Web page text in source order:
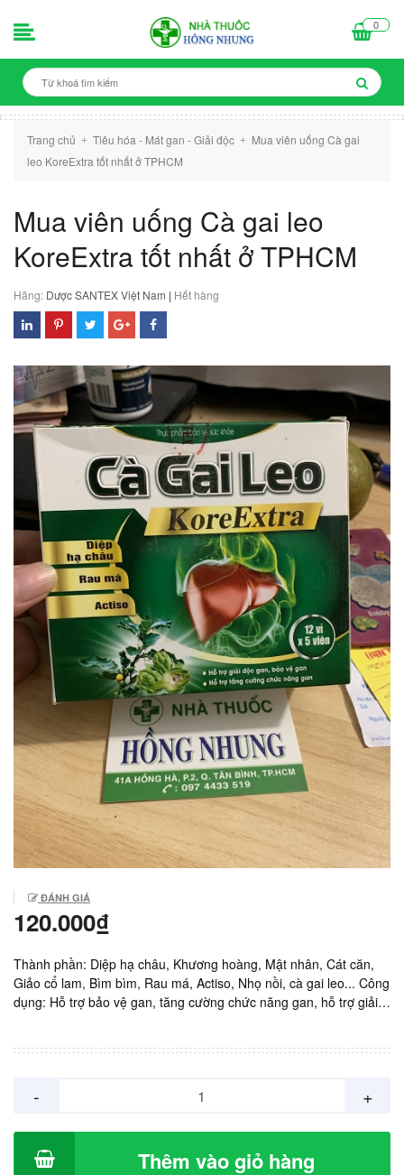
0
Trang chủ + Tiêu hóa - Mát gan - Giải độc +
Mua viên uống Cà gai
leo KoreExtra tốt nhất ở TPHCM
Mua viên uống Cà gai leo
KoreExtra tốt nhất ở TPHCM
Hãng: Dược SANTEX Việt Nam | Hết hàng
ĐÁNH GIÁ
120.000₫
Thành phần: Diệp hạ châu, Khương hoàng, Mật nhân, Cát căn,
Giảo cổ lam, Bìm bìm, Rau má, Actiso, Nhọ nồi, cà gai leo... Công
dụng: Hỗ trợ bảo vệ gan, tăng cường chức năng gan, hỗ trợ giải
5 viên.
- +
Thêm vào giỏ hàng